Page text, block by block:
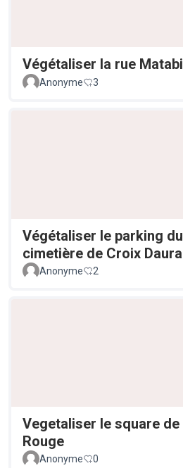
Végétaliser la rue
Anonyme
3
Végétaliser le parking du
cimetière de Croix
Anonyme 2
Vegetaliser le square
Rouge
Anonyme 0